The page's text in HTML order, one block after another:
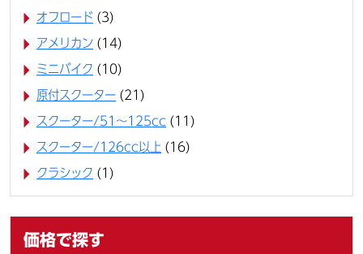
オフロード (3)
アメリカン (14)
ミニバイク (10)
原付スクーター (21)
スクーター/51～125cc (11)
スクーター/126cc以上 (16)
クラシック (1)
価格で探す